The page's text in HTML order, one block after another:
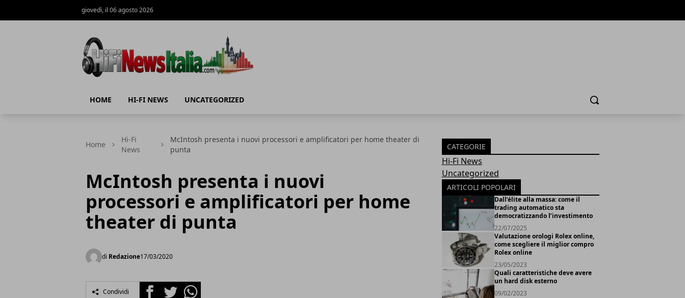
giovedì, il 06 agosto 2026
HOME HI-FI NEWS UNCATEGORIZED Cerca
Home
Hi-Fi
News
McIntosh presenta i nuovi processori e amplificatori per home theater di
punta
McIntosh presenta i nuovi
processori e amplificatori per home
theater di punta
di Redazione17/03/2020
Condividi FacebookTwitterWhatsapp
CATEGORIE
Hi-Fi News
Uncategorized
ARTICOLI POPOLARI
Dall’élite alla massa: come il
trading automatico sta
democratizzando l’investimento
22/07/2025
Valutazione orologi Rolex online,
come scegliere il miglior compro
Rolex online
23/05/2023
Quali caratteristiche deve avere
un hard disk esterno
09/02/2023